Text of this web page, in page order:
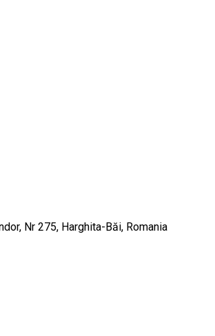
Nr 275, Harghita-Băi, Romania